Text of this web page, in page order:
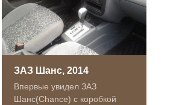
ЗАЗ Шанс, 2014
Впервые увидел ЗАЗ
Шанс(Chance) с коробкой